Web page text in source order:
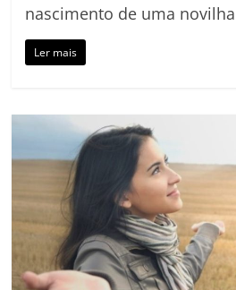
nascimento de uma
Ler mais